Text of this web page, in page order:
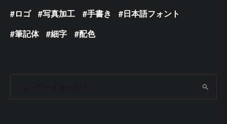
ロゴ
写真加工 手書き
日本語フォント
筆記体
細字 配色